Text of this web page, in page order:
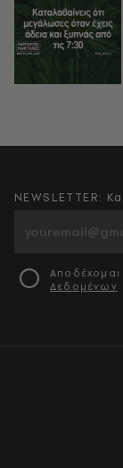
NEWSLETTER:
Αποδέχομαι
Δεδομένων